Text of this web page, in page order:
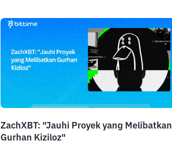
ZachXBT: "Jauhi Proyek yang Melibatkan
Gurhan Kiziloz"